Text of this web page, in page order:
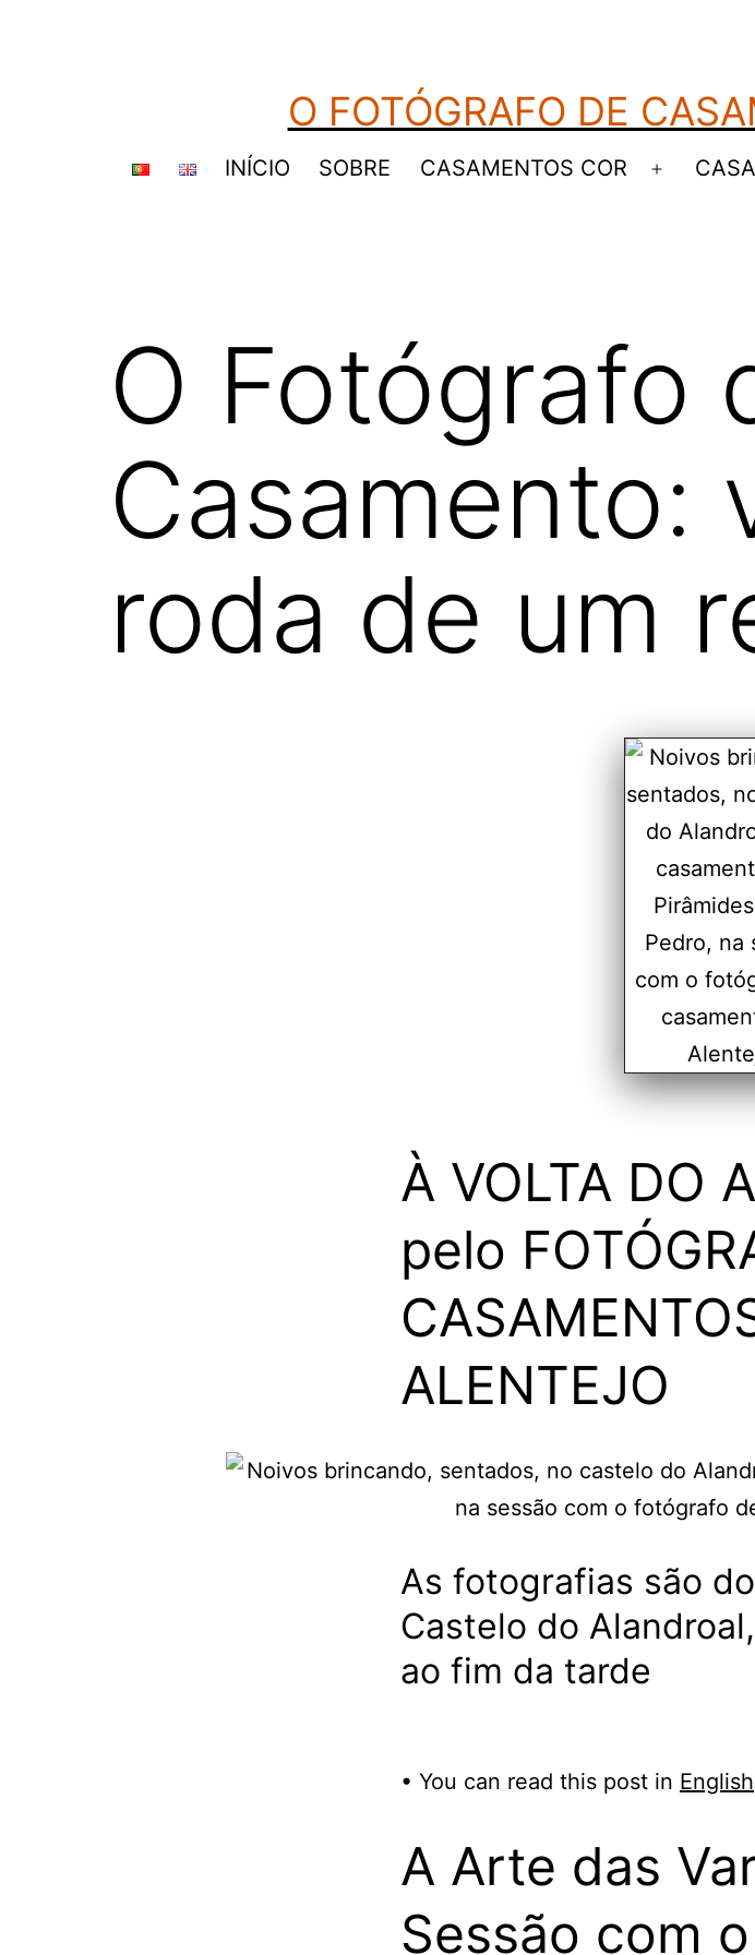
O FOTÓGRAFO DE
INÍCIO SOBRE CASAMENTOS COR
Abrir
O Fotógrafo
Casamento:
roda de um
À VOLTA DO
pelo
ALENTEJO
As fotografias são
Castelo do
ao fim da tarde
• You can read this post in English
A Arte das
Sessão com